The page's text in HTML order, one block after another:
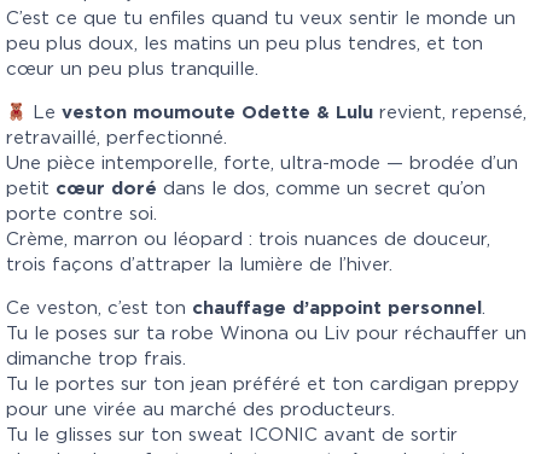
C’est ce que tu enfiles quand tu veux sentir le monde un
peu plus doux, les matins un peu plus tendres, et ton
cœur un peu plus tranquille.
Leveston moumoute Odette & Lulu revient, repensé,
retravaillé, perfectionné.
Une pièce intemporelle, forte, ultra-mode — brodée d’un
petit cœur doré dans le dos, comme un secret qu’on
porte contre soi.
Crème, marron ou léopard : trois nuances de douceur,
trois façons d’attraper la lumière de l’hiver.
Ce veston, c’est ton chauffage d’appoint personnel .
Tu le poses sur ta robe Winona ou Liv pour réchauffer un
dimanche trop frais.
Tu le portes sur ton jean préféré et ton cardigan preppy
pour une virée au marché des producteurs.
Tu le glisses sur ton sweat ICONIC avant de sortir